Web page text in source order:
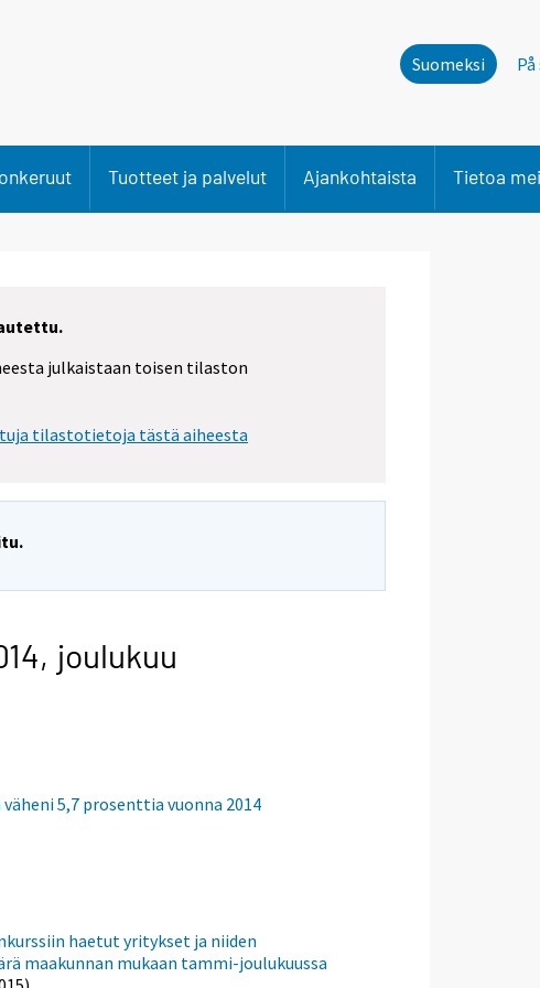
Suomeksi
Tuotteet ja palvelut Ajankohtaista Tietoa
julkaistaan toisen tilaston
tilastotietoja tästä aiheesta
joulukuu
5,7 prosenttia vuonna 2014
haetut yritykset ja niiden
maakunnan mukaan tammi-joulukuussa